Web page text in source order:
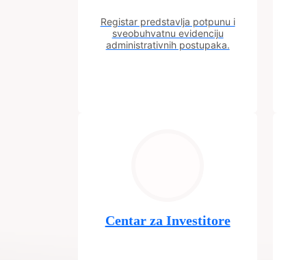
Registar predstavlja potpunu i
sveobuhvatnu evidenciju
administrativnih postupaka.
Centar za Investitore